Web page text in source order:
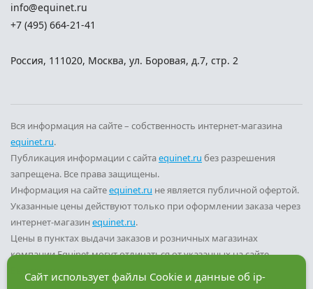
info@equinet.ru
+7 (495) 664-21-41
Россия, 111020, Москва, ул. Боровая, д.7, стр. 2
Вся информация на сайте – собственность интернет-магазина
equinet.ru.
Публикация информации с сайтаequinet.ru без разрешения
запрещена. Все права защищены.
Информация на сайтеequinet.ru не является публичной офертой.
Указанные цены действуют только при оформлении заказа через
интернет-магазин equinet.ru.
Цены в пунктах выдачи заказов и розничных магазинах
компании Equinet могут отличаться от указанных на сайте.
Вы принимаете условия
политики конфиденциальности
пользовательского соглашения
каждый раз, когда оставляете
Сайт использует файлы Cookie и данные об ip-